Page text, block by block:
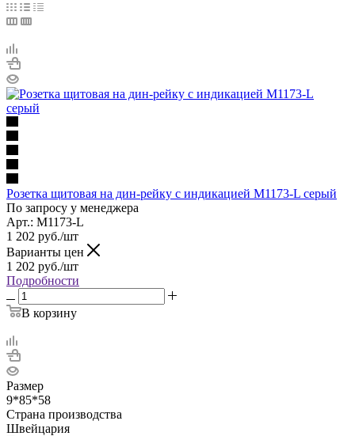
Розетка щитовая на дин-рейку с индикацией M1173-L серый
По запросу у менеджера
Арт.: M1173-L
1 202 руб./шт
Варианты цен
1 202 руб./шт
Подробности
В корзину
Размер
9*85*58
Страна производства
Швейцария